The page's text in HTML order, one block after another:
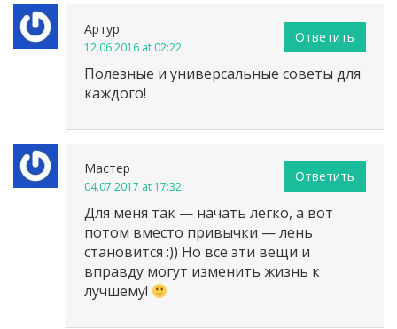
Артур
12.06.2016 at 02:22
Полезные и универсальные советы для
каждого!
Ответить
Мастер
04.07.2017 at 17:32
Для меня так — начать легко, а вот
потом вместо привычки — лень
становится :)) Но все эти вещи и
вправду могут изменить жизнь к
лучшему!
Ответить